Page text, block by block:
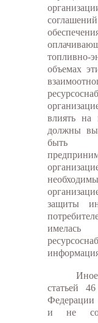
топливно-
объемах
влиять на
должны
быть
защиты
статьей
Федерации
и не